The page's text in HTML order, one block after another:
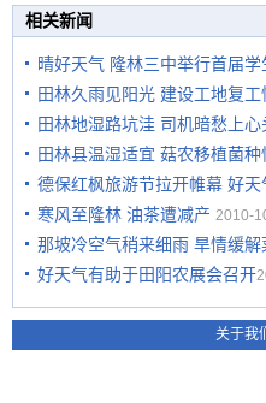
相关新闻
晴好天气 隆林三中举行首届
田林久雨见阳光 建设工地复工
田林地湿路坑洼 司机暗愁上心
田林县温湿适宜 菇农移植菌种
德保红枫旅游节拉开帷幕 好
寒风至隆林 油茶遭减产 2010-
那坡冷空气稍来细雨 旱情缓解
好天气有助于田阳农展会召开
关于我们